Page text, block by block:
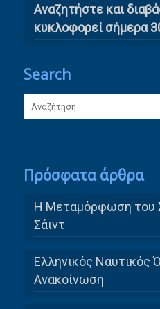
Αναζητήστε και
κυκλοφορεί σήμερα
Search
Πρόσφατα άρθρα
Η Μεταμόρφωση του
Σάιντ
Ελληνικός Ναυτικός
Ανακοίνωση